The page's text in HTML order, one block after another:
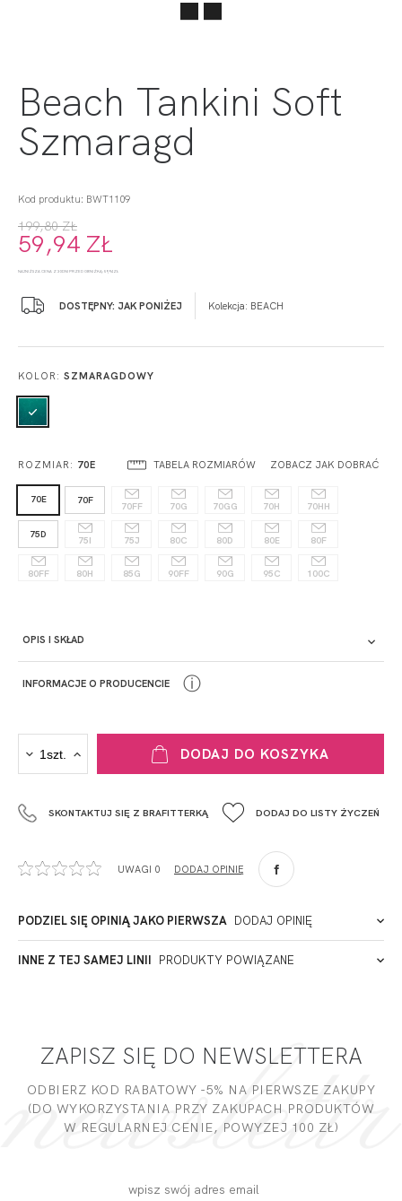
Beach Tankini Soft
Szmaragd
Kod produktu: BWT1109
199,80 ZŁ
59,94 ZŁ
NAJNIŻSZA CENA Z 30 DNI PRZED OBNIŻKĄ: 59,94 ZŁ
DOSTĘPNY: JAK PONIŻEJ Kolekcja: BEACH
KOLOR: SZMARAGDOWY
ROZMIAR: 70E TABELA ROZMIARÓW ZOBACZ JAK DOBRAĆ
70E 70F
70FF 70G 70GG 70H 70HH
75D
75I 75J 80C 80D 80E 80F
80FF 80H 85G 90FF 90G 95C 100C
OPIS I SKŁAD
INFORMACJE O PRODUCENCIE
Fashiontex Group Sp.z o.o. Spółka komandytowa
+48 42 719 43 15
90-057
Polska
ADRES PUNKTU KONTAKTOWEGO
ⓘ
DODAJ DO KOSZYKA
SKONTAKTUJ SIĘ Z BRAFITTERKĄ DODAJ DO LISTY ŻYCZEŃ
UWAGI 0 DODAJ OPINIĘ
PODZIEL SIĘ OPINIĄ JAKO PIERWSZA DODAJ OPINIĘ
INNE Z TEJ SAMEJ LINII PRODUKTY POWIĄZANE
ZAPISZ SIĘ DO NEWSLETTERA
ODBIERZ KOD RABATOWY -5% NA PIERWSZE ZAKUPY
(DO WYKORZYSTANIA PRZY ZAKUPACH PRODUKTÓW
W REGULARNEJ CENIE, POWYZEJ 100 ZŁ)